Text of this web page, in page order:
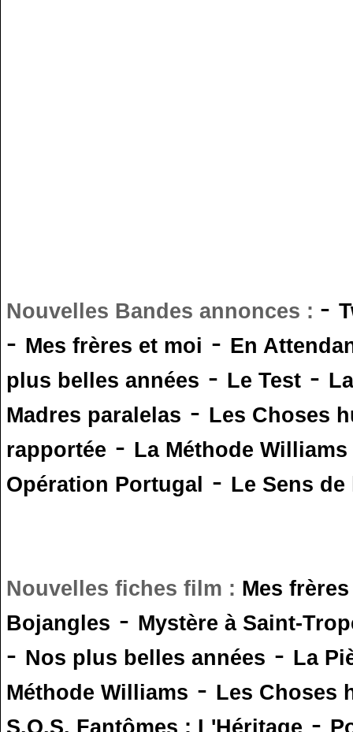
Nouvelles Bandes annonces : -
- Mes frères et moi - En
plus belles années - Le Test -
Madres paralelas - Les Choses
rapportée - La Méthode Williams
Opération Portugal - Le Sens
Nouvelles fiches film : Mes
Bojangles - Mystère à Saint-
- Nos plus belles années - La
Méthode Williams - Les Choses
S.O.S. Fantômes : L'Héritage -